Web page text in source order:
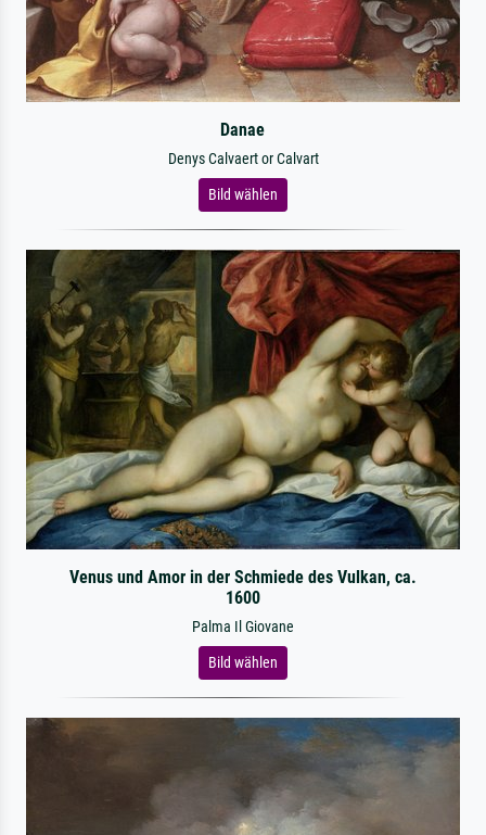
Danae
Denys Calvaert or Calvart
Bild wählen
Venus und Amor in der Schmiede des Vulkan, ca.
1600
Palma Il Giovane
Bild wählen